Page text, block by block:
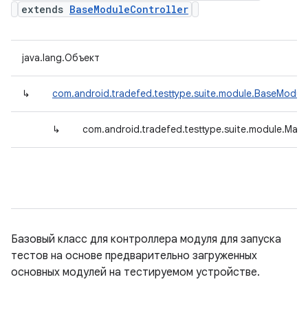
extends BaseModuleController
java.lang.Объект
↳
↳
Базовый класс для контроллера модуля для запуска
тестов на основе предварительно загруженных
основных модулей на тестируемом устройстве.